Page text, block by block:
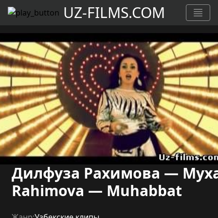
UZ-FILMS.COM
Дилфуза Рахимова —
Rahimova — Muhabbat